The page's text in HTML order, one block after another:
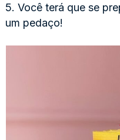
5. Você terá que se
um pedaço!